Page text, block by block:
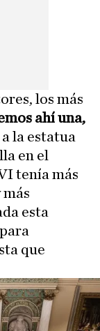
los más
ahí una,
la estatua
en el
tenía más
esta
que